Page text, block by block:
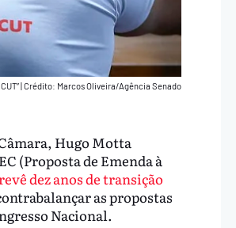
Crédito: Marcos Oliveira/Agência Senado
Hugo Motta
(Proposta de Emenda à
dez anos de transição
as propostas
Nacional.